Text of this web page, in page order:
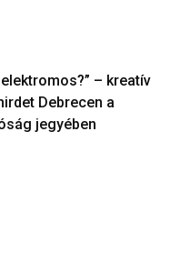
– kreatív
Debrecen a
jegyében